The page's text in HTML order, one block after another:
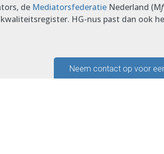
de Mediatorsfederatie Nederland (Mf
HG-nus past dan ook
Neem contact op voor